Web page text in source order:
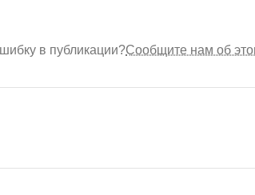
в публикации?Сообщите нам об